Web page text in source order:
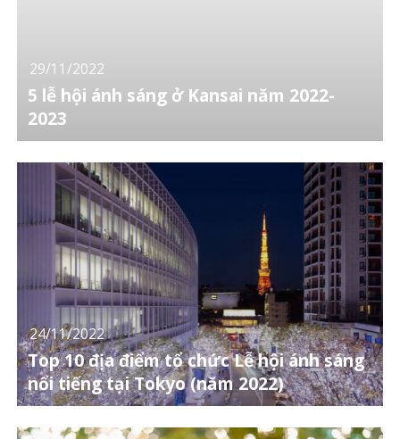
29/11/2022
5 lễ hội ánh sáng ở Kansai năm 2022-
2023
24/11/2022
Top 10 địa điểm tổ chức Lễ hội ánh sáng
nổi tiếng tại Tokyo (năm 2022)